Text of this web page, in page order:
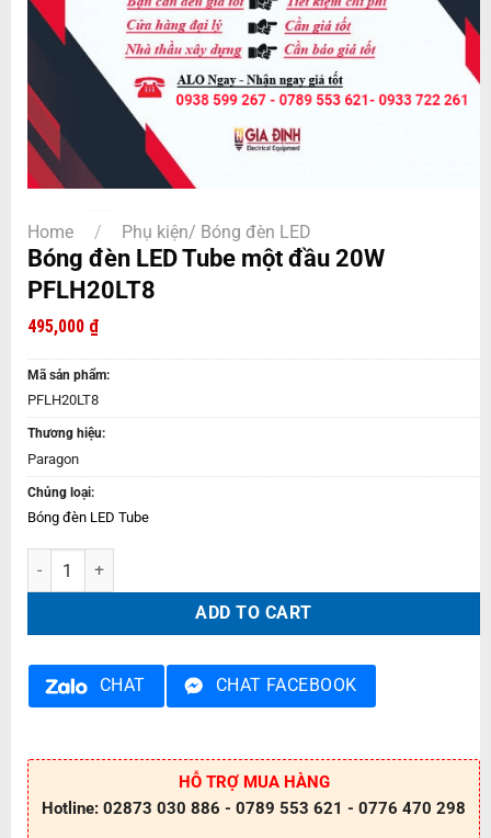
Home / Phụ kiện/ Bóng đèn LED
Bóng đèn LED Tube một đầu 20W
PFLH20LT8
495,000 ₫
Mã sản phẩm:
PFLH20LT8
Thương hiệu:
Paragon
Chủng loại:
Bóng đèn LED Tube
Bóng đèn LED Tube một đầu 20W PFLH20LT8 quantity
ADD TO CART
CHAT CHAT FACEBOOK
HỖ TRỢ MUA HÀNG
Hotline: 02873 030 886 - 0789 553 621 - 0776 470 298